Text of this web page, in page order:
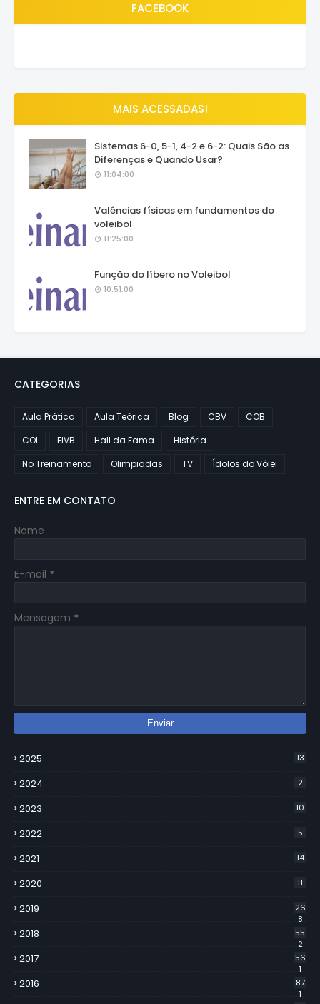
FACEBOOK
MAIS ACESSADAS!
Sistemas 6-0, 5-1, 4-2 e 6-2: Quais São as
Diferenças e Quando Usar?
11:04:00
Valências físicas em fundamentos do
voleibol
11:25:00
Função do líbero no Voleibol
10:51:00
CATEGORIAS
Aula Prática Aula Teórica Blog CBV
COB
COI
FIVB Hall da Fama
História
No Treinamento
Olimpiadas TV Ídolos do Vôlei
ENTRE EM CONTATO
Nome
E-mail *
Mensagem *
2025 13
2024 2
2023 10
2022 5
2021 14
2020 11
2019
26
8
2018
55
2
2017
56
1
2016
87
1